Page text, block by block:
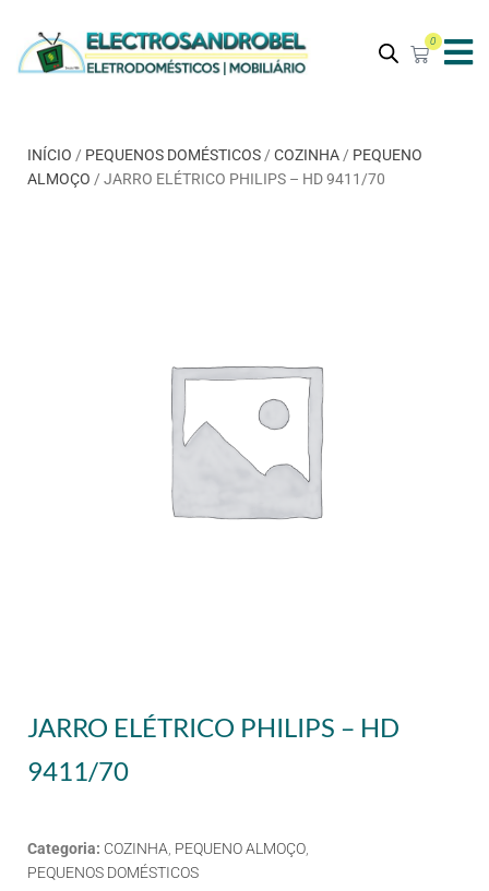
0
INÍCIO / PEQUENOS DOMÉSTICOS / COZINHA / PEQUENO
ALMOÇO / JARRO ELÉTRICO PHILIPS – HD 9411/70
JARRO ELÉTRICO PHILIPS – HD
9411/70
Categoria: COZINHA PEQUENO ALMOÇO
PEQUENOS DOMÉSTICOS